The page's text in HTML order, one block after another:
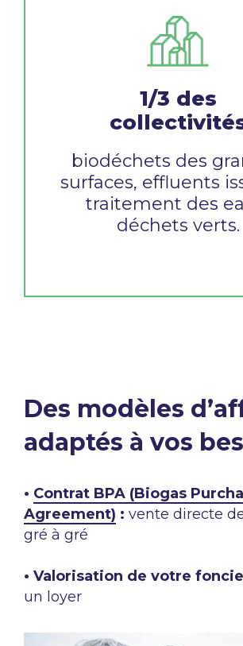
1/3 des
biodéchets des
surfaces, effluents
traitement des
déchets verts.
Des modèles
adaptés à vos
• Contrat BPA (Biogas
Agreement) : vente directe
gré à gré​
• Valorisation de votre
un loyer